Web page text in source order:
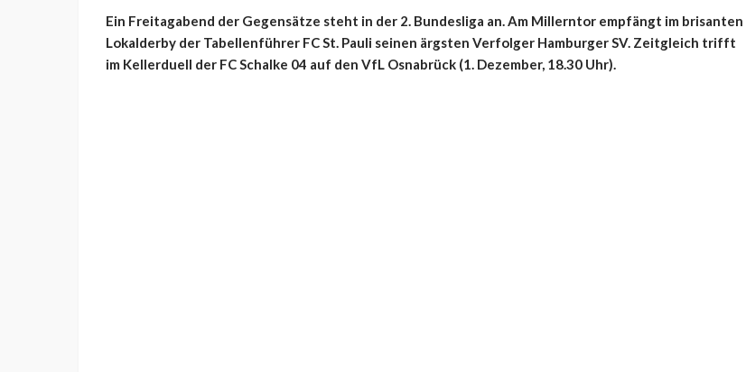
Ein Freitagabend der Gegensätze steht in der 2. Bundesliga an. Am Millerntor empfängt im brisanten
Lokalderby der Tabellenführer FC St. Pauli seinen ärgsten Verfolger Hamburger SV. Zeitgleich trifft
im Kellerduell der FC Schalke 04 auf den VfL Osnabrück (1. Dezember, 18.30 Uhr).